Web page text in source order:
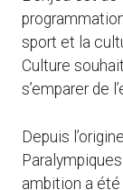
sport et la
Culture
s’emparer de
Depuis
ambition a